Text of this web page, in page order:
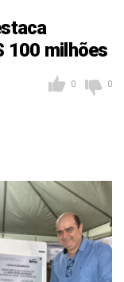
100 milhões
0 0